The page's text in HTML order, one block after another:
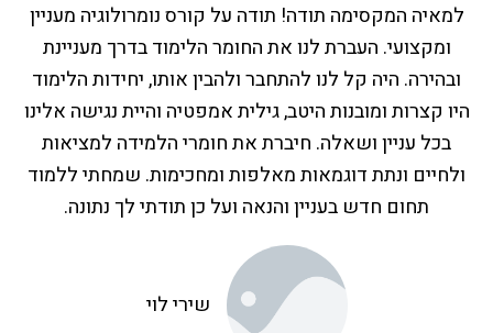
למאיה המקסימה תודה! תודה על קורס נומרולוגיה מעניין
ומקצועי. העברת לנו את החומר הלימוד בדרך מעניינת
ובהירה. היה קל לנו להתחבר ולהבין אותו, יחידות הלימוד
היו קצרות ומובנות היטב, גילית אמפטיה והיית נגישה אלינו
בכל עניין ושאלה. חיברת את חומרי הלמידה למציאות
ולחיים ונתת דוגמאות מאלפות ומחכימות. שמחתי ללמוד
תחום חדש בעניין והנאה ועל כן תודתי לך נתונה.
שירי לוי